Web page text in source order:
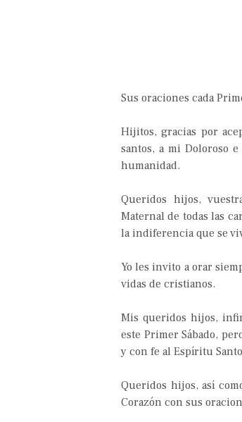
Sus oraciones cada
Hijitos, gracias por
santos, a mi Doloroso
humanidad.
Queridos hijos,
Maternal de todas las
la indiferencia que se
Yo les invito a orar
vidas de cristianos.
Mis queridos hijos,
este Primer Sábado,
y con fe al Espíritu
Queridos hijos, así
Corazón con sus